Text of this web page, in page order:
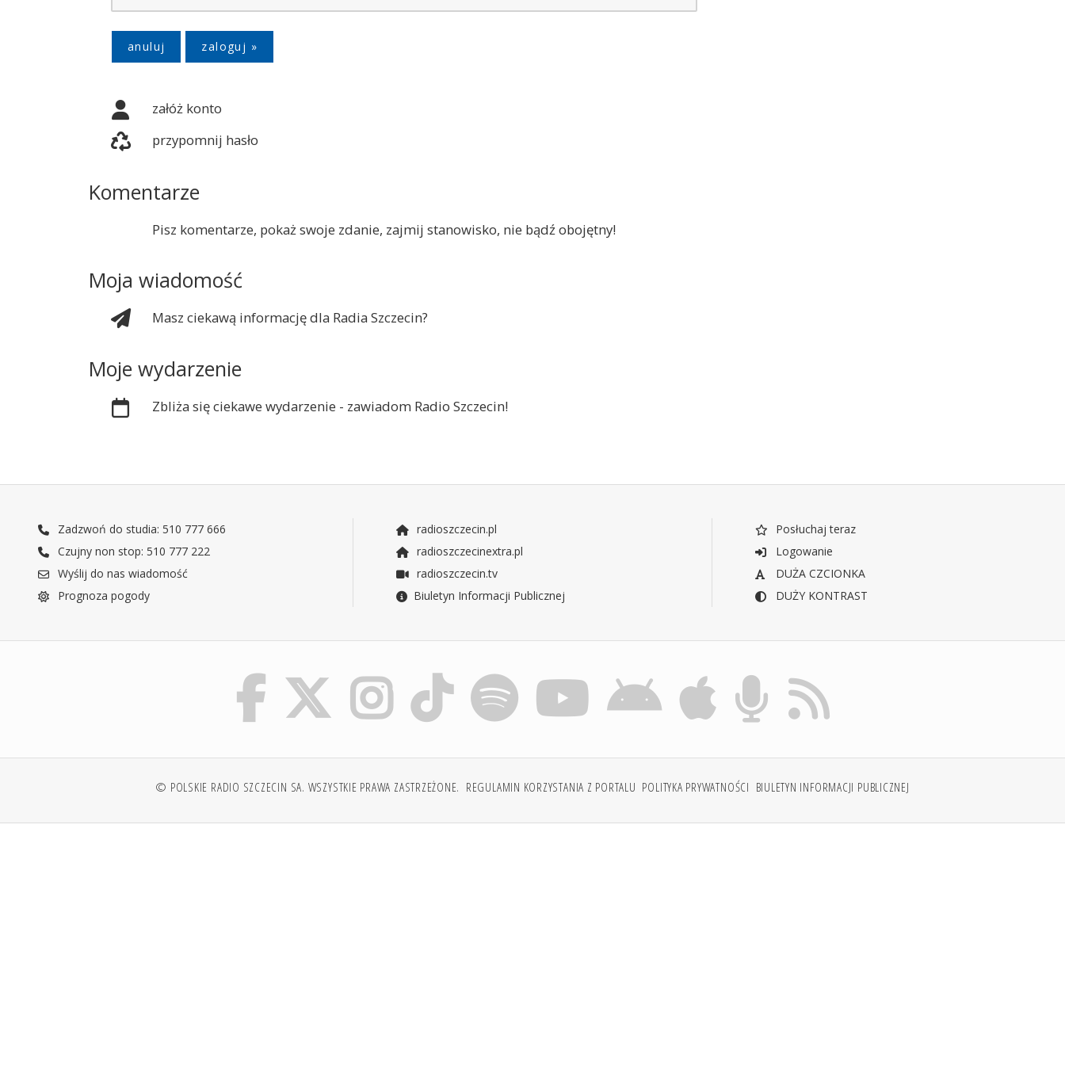
anuluj
załóż konto
przypomnij hasło
Komentarze
Pisz komentarze, pokaż swoje zdanie, zajmij stanowisko, nie bądź obojętny!
Moja wiadomość
Masz ciekawą informację dla Radia Szczecin?
Moje wydarzenie
Zbliża się ciekawe wydarzenie - zawiadom Radio Szczecin!
Zadzwoń do studia: 510 777 666
Czujny non stop: 510 777 222
Wyślij do nas wiadomość
Prognoza pogody
radioszczecin.pl
radioszczecinextra.pl
radioszczecin.tv
Biuletyn Informacji Publicznej
Posłuchaj teraz
Logowanie
DUŻA CZCIONKA
DUŻY KONTRAST
© POLSKIE RADIO SZCZECIN SA. WSZYSTKIE PRAWA ZASTRZEŻONE. REGULAMIN KORZYSTANIA Z PORTALU POLITYKA PRYWATNOŚCI BIULETYN INFORMACJI PUBLICZNEJ